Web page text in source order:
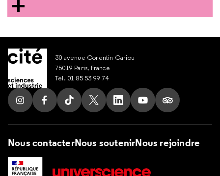
30 avenue Corentin Cariou
75019 Paris, France
Tel. 01 85 53 99 74
Suivez nous sur Instagram
Suivez nous sur Facebook
Suivez nous sur Tik Tok
Suivez nous sur X
Suivez nous sur LinkedIn
Suivez nous sur
Suivez nous
Nous contacterNous soutenirNous rejoindre